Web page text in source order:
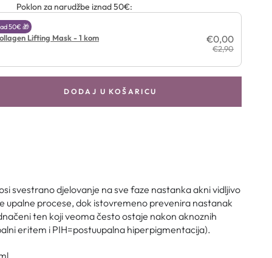
Poklon za narudžbe iznad 50€:
50€ 🎁
Lifting Mask - 1 kom €0,00
€2,90
DODAJ U KOŠARICU
svestrano djelovanje na sve faze nastanka akni vidljivo
upalne procese, dok istovremeno prevenira nastanak
ten koji veoma često ostaje nakon aknoznih
eritem i PIH=postuupalna hiperpigmentacija).